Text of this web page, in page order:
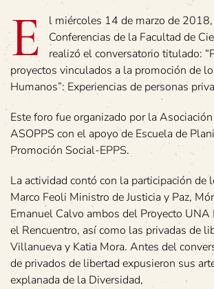
E
l miércoles 14 de marzo de
Conferencias de la Facultad de
realizó el conversatorio titulado:
proyectos vinculados a la promoción de
Humanos”: Experiencias de personas
Este foro fue organizado por la
ASOPPS con el apoyo de Escuela de
Promoción Social-EPPS.
La actividad contó con la participación de
Marco Feoli Ministro de Justicia y Paz,
Emanuel Calvo ambos del Proyecto UNA
el Rencuentro, así como las privadas de
Villanueva y Katia Mora. Antes del
de privados de libertad expusieron sus
explanada de la Diversidad,